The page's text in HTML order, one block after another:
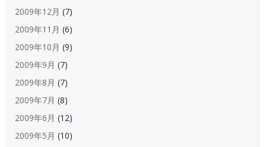
2009年12月 (7)
2009年11月 (6)
2009年10月 (9)
2009年9月 (7)
2009年8月 (7)
2009年7月 (8)
2009年6月 (12)
2009年5月 (10)